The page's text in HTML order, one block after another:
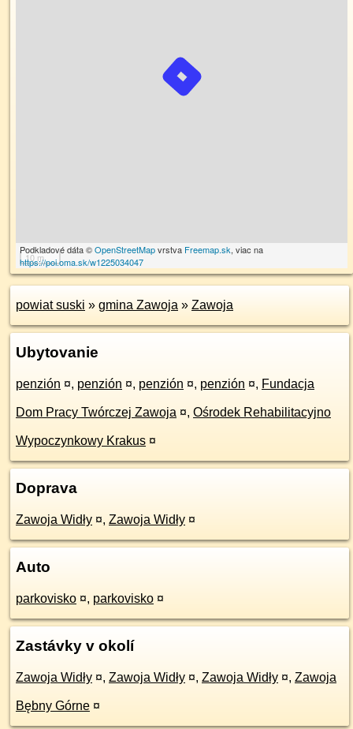
10 m
Podkladové dáta ©OpenStreetMapvrstva Freemap.sk, viac na
https://poi.oma.sk/w1225034047
powiat suski » gmina Zawoja » Zawoja
Ubytovanie
penzión ¤, penzión ¤, penzión ¤, penzión ¤, Fundacja
Dom Pracy Twórczej Zawoja ¤, Ośrodek Rehabilitacyjno
Wypoczynkowy Krakus ¤
Doprava
Zawoja Widły ¤, Zawoja Widły ¤
Auto
parkovisko ¤, parkovisko ¤
Zastávky v okolí
Zawoja Widły ¤, Zawoja Widły ¤, Zawoja Widły ¤, Zawoja
Bębny Górne ¤